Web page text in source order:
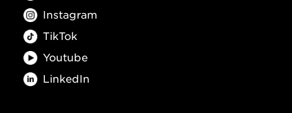
Instagram
TikTok
Youtube
LinkedIn